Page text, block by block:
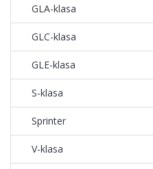
GLA-klasa
GLC-klasa
GLE-klasa
S-klasa
Sprinter
V-klasa